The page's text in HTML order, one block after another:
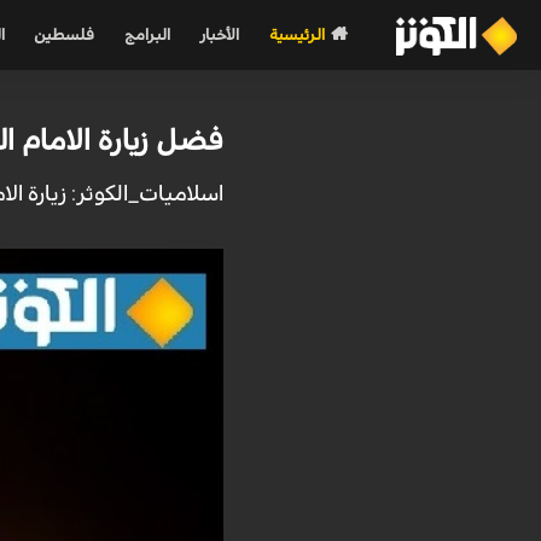
الرئيسية الأخبار البرامج فلسطين
فضل زيارة
اسلاميات_الكوثر: زيارة